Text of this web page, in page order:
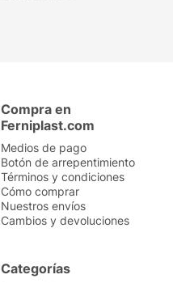
Compra en
Ferniplast.com
Medios de pago
Botón de arrepentimiento
Términos y condiciones
Cómo comprar
Nuestros envíos
Cambios y devoluciones
Categorías